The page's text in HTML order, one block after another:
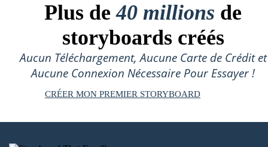
Plus de40 millions de
storyboards créés
Aucun Téléchargement, Aucune Carte de Crédit et
Aucune Connexion Nécessaire Pour Essayer !
CRÉER MON PREMIER STORYBOARD